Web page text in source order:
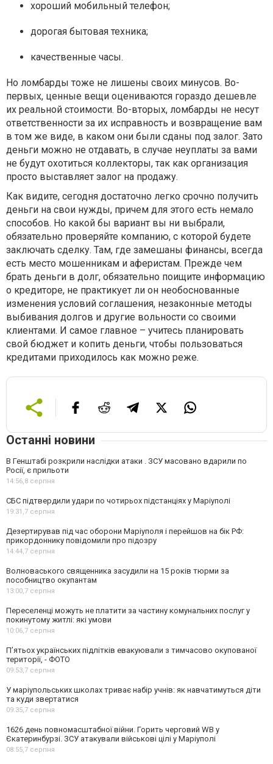
хороший мобильный телефон;
дорогая бытовая техника;
качественные часы.
Но ломбарды тоже не лишены своих минусов. Во-
первых, ценные вещи оцениваются гораздо дешевле
их реальной стоимости. Во-вторых, ломбарды не несут
ответственности за их исправность и возвращение вам
в том же виде, в каком они были сданы под залог. Зато
деньги можно не отдавать, в случае неуплаты за вами
не будут охотиться коллекторы, так как организация
просто выставляет залог на продажу.
Как видите, сегодня достаточно легко срочно получить
деньги на свои нужды, причем для этого есть немало
способов. Но какой бы вариант вы ни выбрали,
обязательно проверяйте компанию, с которой будете
заключать сделку. Там, где замешаны финансы, всегда
есть место мошенникам и аферистам. Прежде чем
брать деньги в долг, обязательно поищите информацию
о кредиторе, не практикует ли он необоснованные
изменения условий соглашения, незаконные методы
выбивания долгов и другие вольности со своими
клиентами. И самое главное – учитесь планировать
свой бюджет и копить деньги, чтобы пользоваться
кредитами приходилось как можно реже.
Останні новини
В Генштабі розкрили наслідки атаки . ЗСУ масовано вдарили по
Росії, є прильоти
14:56,8 серпня
СБС підтвердили удари по чотирьох підстанціях у Маріуполі
19:31,7 серпня
Дезертирував під час оборони Маріуполя і перейшов на бік РФ:
прикордоннику повідомили про підозру
14:44,7 серпня
Волноваського священника засудили на 15 років тюрми за
пособництво окупантам
13:00,7 серпня
Переселенці можуть не платити за частину комунальних послуг у
покинутому житлі: які умови
10:06,7 серпня
П’ятьох українських підлітків евакуювали з тимчасово окупованої
території, - ФОТО
09:53,7 серпня
У маріупольських школах триває набір учнів: як навчатимуться діти
та куди звертатися
09:35,7 серпня
1626 день повномасштабної війни. Горить черговий WB у
Єкатеринбурзі. ЗСУ атакували військові цілі у Маріуполі
08:55,7 серпня